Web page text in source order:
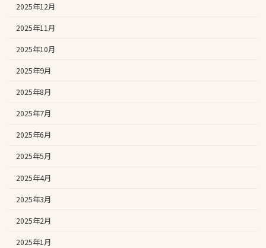
2025年12月
2025年11月
2025年10月
2025年9月
2025年8月
2025年7月
2025年6月
2025年5月
2025年4月
2025年3月
2025年2月
2025年1月